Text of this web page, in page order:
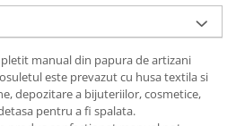
manual din papura de artizani
este prevazut cu husa textila si
depozitare a bijuteriilor, cosmetice,
pentru a fi spalata.